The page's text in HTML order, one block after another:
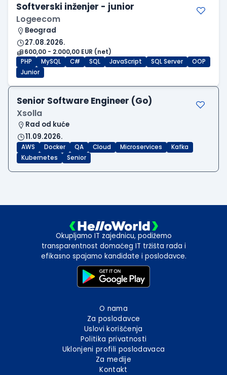
Softverski inženjer - junior
Logeecom
Beograd
27.08.2026.
600,00 - 2.000,00 EUR (net)
PHP
MySQL C# SQL JavaScript SQL Server
OOP
Junior
Senior Software Engineer (Go)
Xsolla
Rad od kuće
11.09.2026.
AWS Docker QA Cloud Microservices
Kafka
Kubernetes
Senior
Okupljamo IT zajednicu, podižemo
transparentnost domaćeg IT tržišta rada i
efikasno spajamo kandidate i poslodavce.
O nama
Za poslodavce
Uslovi korišćenja
Politika privatnosti
Uklonjeni profili poslodavaca
Za medije
Kontakt